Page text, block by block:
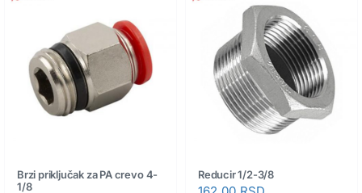
Brzi priključak za PA crevo 4-
1/8
Reducir 1/2-3/8